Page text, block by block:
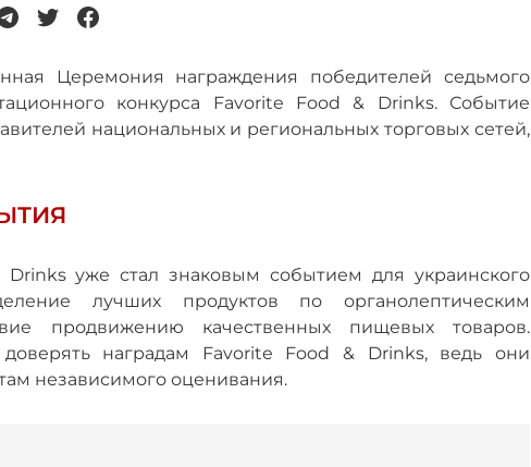
Церемония награждения победителей седьмого
конкурса Favorite Food & Drinks. Событие
национальных и региональных торговых сетей,
уже стал знаковым событием для украинского
лучших продуктов по органолептическим
продвижению качественных пищевых товаров.
наградам Favorite Food & Drinks, ведь они
независимого оценивания.